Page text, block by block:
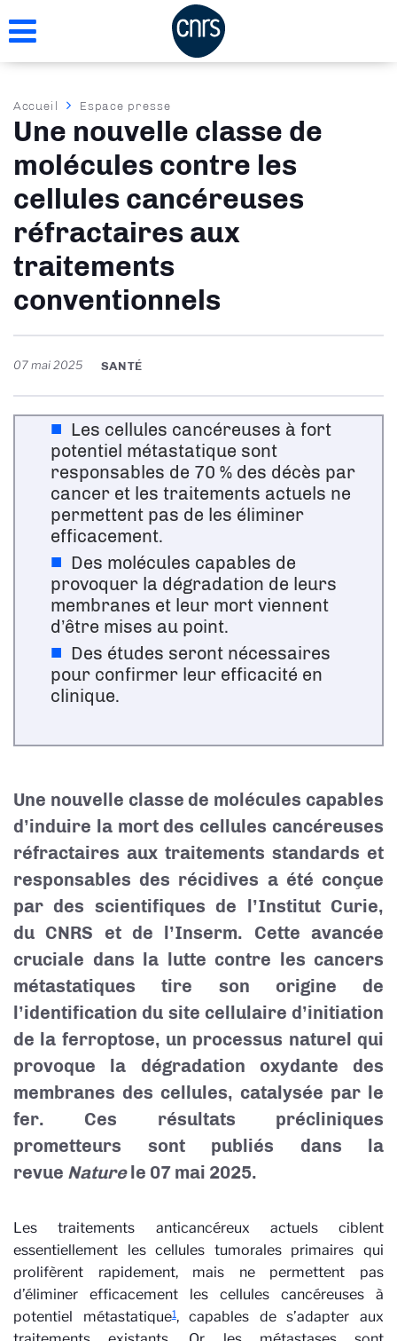
au
Fil
d'Ariane
Accueil Espace presse
Une nouvelle classe de
molécules contre les
cellules cancéreuses
réfractaires aux
traitements
conventionnels
07 mai 2025 SANTÉ
Les cellules cancéreuses à fort
potentiel métastatique sont
responsables de 70 % des décès par
cancer et les traitements actuels ne
permettent pas de les éliminer
efficacement.
Des molécules capables de
provoquer la dégradation de leurs
membranes et leur mort viennent
d’être mises au point.
Des études seront nécessaires
pour confirmer leur efficacité en
clinique.
Une nouvelle classe de molécules capables
d’induire la mort des cellules cancéreuses
réfractaires aux traitements standards et
responsables des récidives a été conçue
par des scientifiques de l’Institut Curie,
du CNRS et de l’Inserm. Cette avancée
cruciale dans la lutte contre les cancers
métastatiques tire son origine de
l’identification du site cellulaire d’initiation
de la ferroptose, un processus naturel qui
provoque la dégradation oxydante des
membranes des cellules, catalysée par le
fer. Ces résultats précliniques
prometteurs sont publiés dans la
revue Naturele 07 mai 2025.
Les traitements anticancéreux actuels ciblent
essentiellement les cellules tumorales primaires qui
prolifèrent rapidement, mais ne permettent pas
d’éliminer efficacement les cellules cancéreuses à
potentiel métastatique1, capables de s’adapter aux